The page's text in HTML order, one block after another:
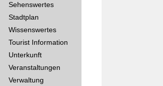
Sehenswertes
Stadtplan
Wissenswertes
Tourist Information
Unterkunft
Veranstaltungen
Verwaltung